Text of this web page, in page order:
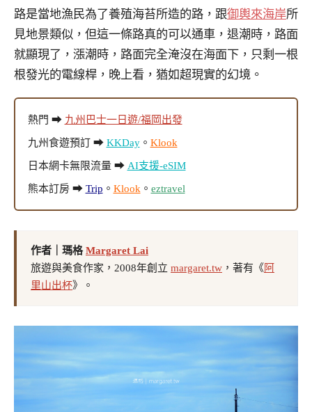
路是當地漁民為了養殖海苔所造的路，跟御輿來海岸所
見地景類似，但這一條路真的可以通車，退潮時，路面
就顯現了，漲潮時，路面完全淹沒在海面下，只剩一根
根發光的電線桿，晚上看，猶如超現實的幻境。
熱門 ➡ 九州巴士一日遊/福岡出發
九州食遊預訂 ➡ KKDay。 Klook
日本網卡無限流量 ➡ AI支援-eSIM
熊本訂房 ➡ Trip 。 Klook 。 eztravel
作者｜瑪格Margaret Lai
旅遊與美食作家，2008年創立 margaret.tw ，著有《阿
里山出杯》。